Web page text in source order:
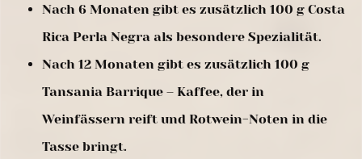
Nach 6 Monaten gibt es zusätzlich 100 g Costa
Rica Perla Negra als besondere Spezialität.
Nach 12 Monaten gibt es zusätzlich 100 g
Tansania Barrique – Kaffee, der in
Weinfässern reift und Rotwein-Noten in die
Tasse bringt.